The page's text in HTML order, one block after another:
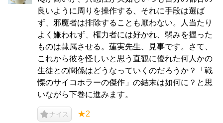
良いように周りを操作する、それに手段は選ば
ず、邪魔者は排除することも厭わない。人当たり
よく嫌われず、権力者には好かれ、弱みを握った
ものは隷属させる。蓮実先生、見事です。さて、
これから彼を怪しいと思う直観に優れた何人かの
生徒との関係はどうなっていくのだろうか？「戦
慄のサイコホラーの傑作」の結末は如何に？と思
いながら下巻に進みます。
ナイス ★2